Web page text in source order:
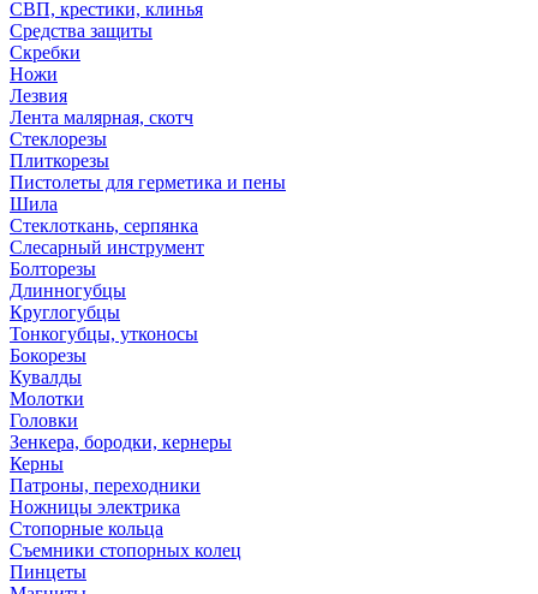
СВП, крестики, клинья
Средства защиты
Скребки
Ножи
Лезвия
Лента малярная, скотч
Стеклорезы
Плиткорезы
Пистолеты для герметика и пены
Шила
Стеклоткань, серпянка
Слесарный инструмент
Болторезы
Длинногубцы
Круглогубцы
Тонкогубцы, утконосы
Бокорезы
Кувалды
Молотки
Головки
Зенкера, бородки, кернеры
Керны
Патроны, переходники
Ножницы электрика
Стопорные кольца
Съемники стопорных колец
Пинцеты